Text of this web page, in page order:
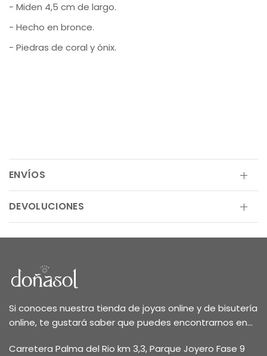
- Miden 4,5 cm de largo.
- Hecho en bronce.
- Piedras de coral y ónix.
ENVÍOS
DEVOLUCIONES
Si conoces nuestra tienda de joyas online y de bisutería
online, te gustará saber que puedes encontrarnos en...
Carretera Palma del Rio km 3,3, Parque Joyero Fase 9